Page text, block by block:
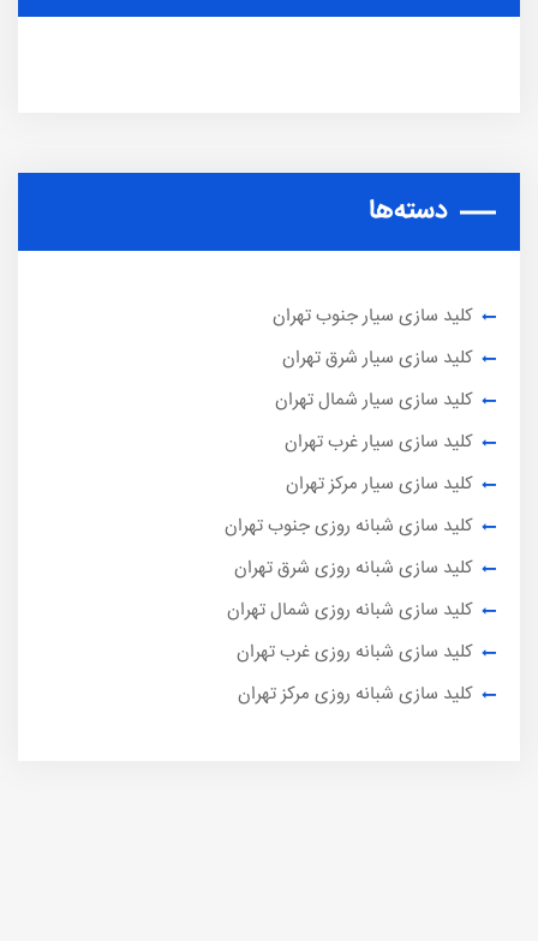
دسته‌ها
کلید سازی سیار جنوب تهران
کلید سازی سیار شرق تهران
کلید سازی سیار شمال تهران
کلید سازی سیار غرب تهران
کلید سازی سیار مرکز تهران
کلید سازی شبانه روزی جنوب تهران
کلید سازی شبانه روزی شرق تهران
کلید سازی شبانه روزی شمال تهران
کلید سازی شبانه روزی غرب تهران
کلید سازی شبانه روزی مرکز تهران